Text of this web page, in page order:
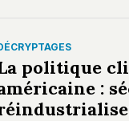
politique
: